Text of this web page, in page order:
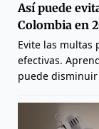
Así puede
Colombia en
Evite las multas
efectivas.
puede